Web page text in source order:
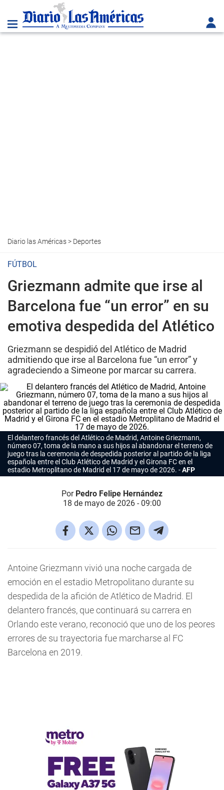
Diario las Américas> Deportes
FÚTBOL
Griezmann admite que irse al
Barcelona fue “un error” en su
emotiva despedida del Atlético
Griezmann se despidió del Atlético de Madrid
admitiendo que irse al Barcelona fue “un error” y
agradeciendo a Simeone por marcar su carrera.
El delantero francés del Atlético de Madrid, Antoine Griezmann,
número 07, toma de la mano a sus hijos al abandonar el terreno de
juego tras la ceremonia de despedida posterior al partido de la liga
española entre el Club Atlético de Madrid y el Girona FC en el
estadio Metroplitano de Madrid el 17 de mayo de 2026.
AFP
Por Pedro Felipe Hernández
18 de mayo de 2026 - 09:00
Antoine Griezmann vivió una noche cargada de
emoción en el estadio Metropolitano durante su
despedida de la afición de Atlético de Madrid. El
delantero francés, que continuará su carrera en
Orlando este verano, reconoció que uno de los peores
errores de su trayectoria fue marcharse al FC
Barcelona en 2019.